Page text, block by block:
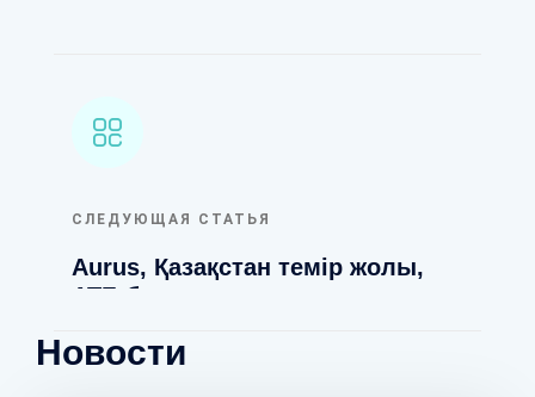
СЛЕДУЮЩАЯ СТАТЬЯ
Aurus, Қазақстан темір жолы,
АТБ банк и миллиарды: как
лизинговые схемы.
Новости